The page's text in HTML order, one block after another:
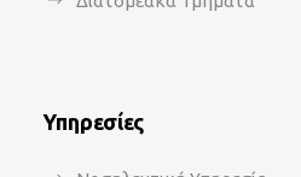
Υπηρεσίες